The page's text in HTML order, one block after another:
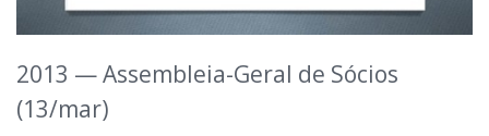
2013 — Assembleia-Geral de Sócios
(13/mar)